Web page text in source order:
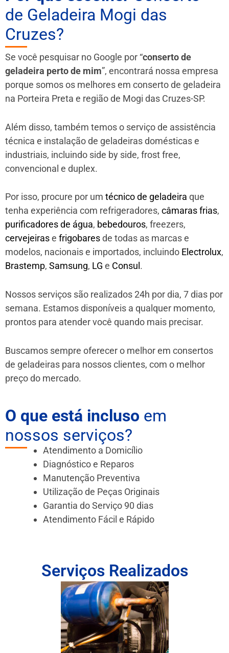
de Geladeira Mogi das
Cruzes?
Se você pesquisar no Google por “conserto de
geladeira perto de mim”, encontrará nossa empresa
porque somos os melhores em conserto de geladeira
na Porteira Preta e região de Mogi das Cruzes-SP.
Além disso, também temos o serviço de assistência
técnica e instalação de geladeiras domésticas e
industriais, incluindo side by side, frost free,
convencional e duplex.
Por isso, procure por um técnico de geladeira que
tenha experiência com refrigeradores, câmaras frias,
purificadores de água, bebedouros, freezers,
cervejeirase frigobaresde todas as marcas e
modelos, nacionais e importados, incluindo Electrolux,
Brastemp, Samsung, LG e Consul .
Nossos serviços são realizados 24h por dia, 7 dias por
semana. Estamos disponíveis a qualquer momento,
prontos para atender você quando mais precisar.
Buscamos sempre oferecer o melhor em consertos
de geladeiras para nossos clientes, com o melhor
preço do mercado.
O que está incluso em
nossos serviços?
Atendimento a Domicílio
Diagnóstico e Reparos
Manutenção Preventiva
Utilização de Peças Originais
Garantia do Serviço 90 dias
Atendimento Fácil e Rápido
Serviços Realizados